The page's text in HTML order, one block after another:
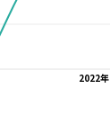
2022年